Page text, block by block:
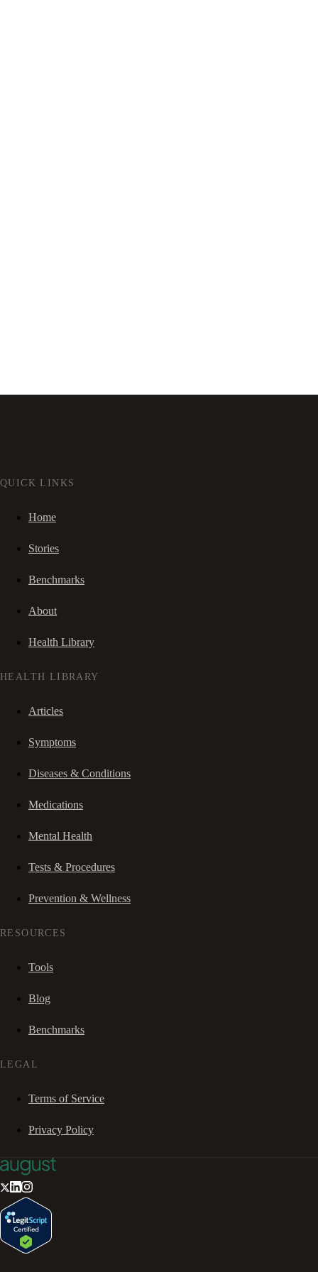
QUICK LINKS
Home
Stories
Benchmarks
About
Health Library
HEALTH LIBRARY
Articles
Symptoms
Diseases & Conditions
Medications
Mental Health
Tests & Procedures
Prevention & Wellness
RESOURCES
Tools
Blog
Benchmarks
LEGAL
Terms of Service
Privacy Policy